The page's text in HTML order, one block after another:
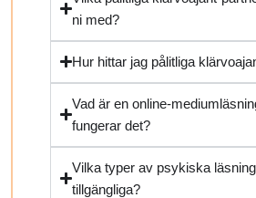
ni med?
Hur hittar jag pålitliga
Vad är en online-
fungerar det?
Vilka typer av psykiska
tillgängliga?